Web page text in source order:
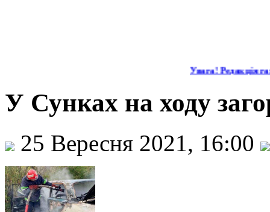
Увага! Редакція
У Сунках на ходу
25 Вересня 2021, 16:00